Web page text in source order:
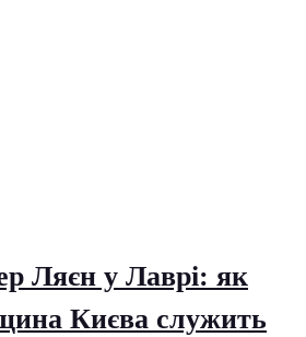
Ляєн у Лаврі: як
Києва служить